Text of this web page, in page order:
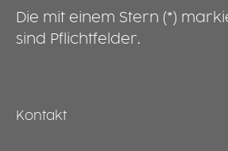
Die mit einem Stern (*)
sind Pflichtfelder.
Kontakt